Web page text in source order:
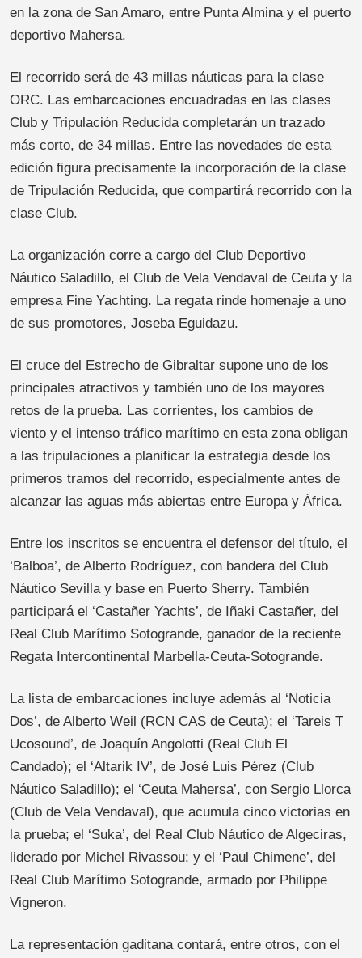
en la zona de San Amaro, entre Punta Almina y el puerto
deportivo Mahersa.
El recorrido será de 43 millas náuticas para la clase
ORC. Las embarcaciones encuadradas en las clases
Club y Tripulación Reducida completarán un trazado
más corto, de 34 millas. Entre las novedades de esta
edición figura precisamente la incorporación de la clase
de Tripulación Reducida, que compartirá recorrido con la
clase Club.
La organización corre a cargo del Club Deportivo
Náutico Saladillo, el Club de Vela Vendaval de Ceuta y la
empresa Fine Yachting. La regata rinde homenaje a uno
de sus promotores, Joseba Eguidazu.
El cruce del Estrecho de Gibraltar supone uno de los
principales atractivos y también uno de los mayores
retos de la prueba. Las corrientes, los cambios de
viento y el intenso tráfico marítimo en esta zona obligan
a las tripulaciones a planificar la estrategia desde los
primeros tramos del recorrido, especialmente antes de
alcanzar las aguas más abiertas entre Europa y África.
Entre los inscritos se encuentra el defensor del título, el
‘Balboa’, de Alberto Rodríguez, con bandera del Club
Náutico Sevilla y base en Puerto Sherry. También
participará el ‘Castañer Yachts’, de Iñaki Castañer, del
Real Club Marítimo Sotogrande, ganador de la reciente
Regata Intercontinental Marbella-Ceuta-Sotogrande.
La lista de embarcaciones incluye además al ‘Noticia
Dos’, de Alberto Weil (RCN CAS de Ceuta); el ‘Tareis T
Ucosound’, de Joaquín Angolotti (Real Club El
Candado); el ‘Altarik IV’, de José Luis Pérez (Club
Náutico Saladillo); el ‘Ceuta Mahersa’, con Sergio Llorca
(Club de Vela Vendaval), que acumula cinco victorias en
la prueba; el ‘Suka’, del Real Club Náutico de Algeciras,
liderado por Michel Rivassou; y el ‘Paul Chimene’, del
Real Club Marítimo Sotogrande, armado por Philippe
Vigneron.
La representación gaditana contará, entre otros, con el